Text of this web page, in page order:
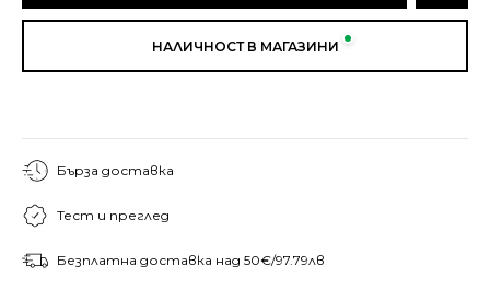
НАЛИЧНОСТ В МАГАЗИНИ
Бърза доставка
Тест и преглед
Безплатна доставка над 50€/97.79лв